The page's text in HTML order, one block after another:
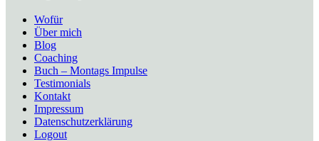
Wofür
Über mich
Blog
Coaching
Buch – Montags Impulse
Testimonials
Kontakt
Impressum
Datenschutzerklärung
Logout